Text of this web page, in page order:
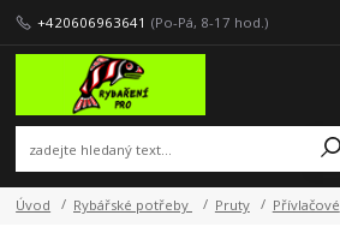
+420606963641 (Po-Pá, 8-17 hod.)
Úvod Rybářské potřeby Pruty Přívlačové